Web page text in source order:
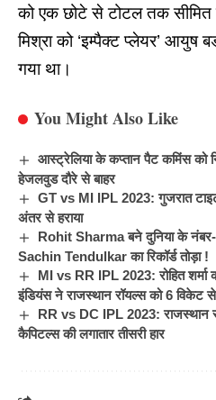
को एक छोटे से टोटल तक
मिश्रा को ‘इम्पैक्ट प्लेयर’ आयुष
गया था।
You Might Also Like
आस्ट्रेलिया के कप्तान पैट कमिंस को
हेजलवुड दौरे से बाहर
GT vs MI IPL 2023: गुजरात
अंतर से हराया
Rohit Sharma बने दुनिया के
Sachin Tendulkar का रिकॉर्ड तोड़ा !
MI vs RR IPL 2023: रोहित शर्मा
इंडियंस ने राजस्थान रॉयल्स को 6 विकेट से
RR vs DC IPL 2023: राजस्थान
कैपिटल्स की लगातार तीसरी हार